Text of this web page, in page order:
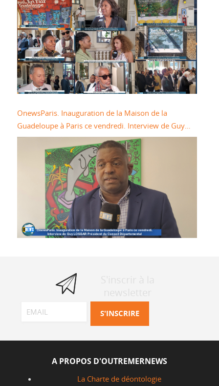
OnewsParis. Inauguration de la Maison de la
Guadeloupe à Paris ce vendredi. Interview de Guy
LOSBAR Président du Conseil Départemental
A PROPOS D'OUTREMERNEWS
La Charte de déontologie